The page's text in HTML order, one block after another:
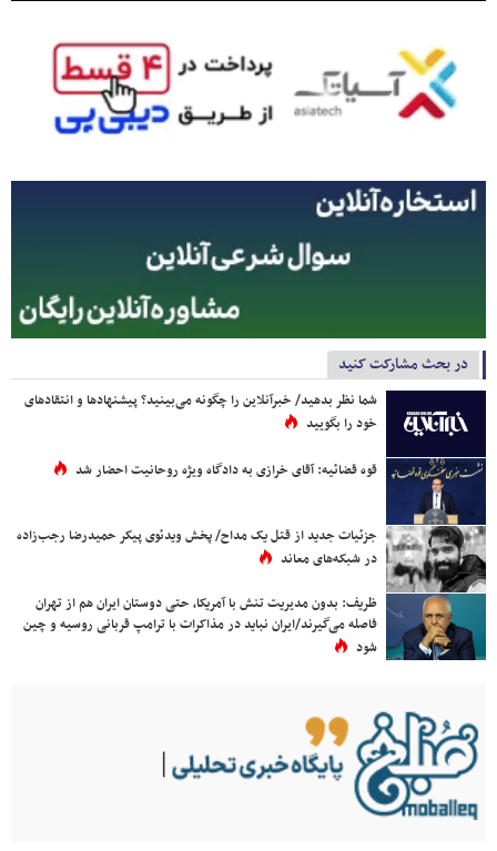
در بحث مشارکت کنید
شما نظر بدهید/ خبرآنلاین را چگونه می‌بینید؟ پیشنهادها و انتقادهای
خود را بگویید
قوه قضائیه: آقای خرازی به دادگاه ویژه روحانیت احضار شد
جزئیات جدید از قتل یک مداح/ پخش ویدئوی پیکر حمیدرضا رجب‌زاده
در شبکه‌های معاند
ظریف: بدون مدیریت تنش با آمریکا، حتی دوستان ایران هم از تهران
فاصله می‌گیرند/ایران نباید در مذاکرات با ترامپ قربانی روسیه و چین
شود